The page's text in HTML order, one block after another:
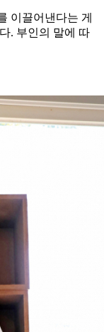
이끌어낸다는 게
. 부인의 말에 따